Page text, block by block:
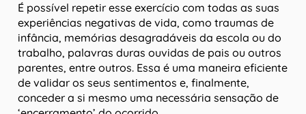
É possível repetir esse exercício com todas as suas
experiências negativas de vida, como traumas de
infância, memórias desagradáveis da escola ou do
trabalho, palavras duras ouvidas de pais ou outros
parentes, entre outros. Essa é uma maneira eficiente
de validar os seus sentimentos e, finalmente,
conceder a si mesmo uma necessária sensação de